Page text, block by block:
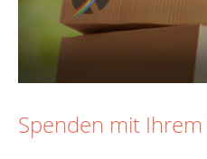
Spenden mit